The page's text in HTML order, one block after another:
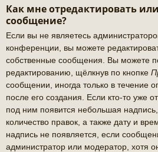
Как мне отредактировать
сообщение?
Если вы не являетесь
конференции, вы можете
собственные сообщения. Вы можете
редактированию, щёлкнув по кнопке
сообщении, иногда только в течение
после его создания. Если кто-то уже
под ним появится небольшая
количество правок, а также дату и
надпись не появляется, если
администратор или модератор, хотя